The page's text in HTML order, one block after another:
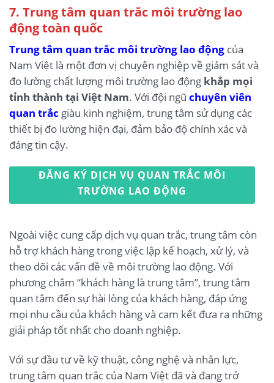
7. Trung tâm quan trắc môi trường lao
động toàn quốc
Trung tâm quan trắc môi trường lao động của
Nam Việt là một đơn vị chuyên nghiệp về giám sát và
đo lường chất lượng môi trường lao động khắp mọi
tỉnh thành tại Việt Nam. Với đội ngũ chuyên viên
quan trắc giàu kinh nghiệm, trung tâm sử dụng các
thiết bị đo lường hiện đại, đảm bảo độ chính xác và
đáng tin cậy.
ĐĂNG KÝ DỊCH VỤ QUAN TRẮC MÔI
TRƯỜNG LAO ĐỘNG
Ngoài việc cung cấp dịch vụ quan trắc, trung tâm còn
hỗ trợ khách hàng trong việc lập kế hoạch, xử lý, và
theo dõi các vấn đề về môi trường lao động. Với
phương châm “khách hàng là trung tâm”, trung tâm
quan tâm đến sự hài lòng của khách hàng, đáp ứng
mọi nhu cầu của khách hàng và cam kết đưa ra những
giải pháp tốt nhất cho doanh nghiệp.
Với sự đầu tư về kỹ thuật, công nghệ và nhân lực,
trung tâm quan trắc của Nam Việt đã và đang trở